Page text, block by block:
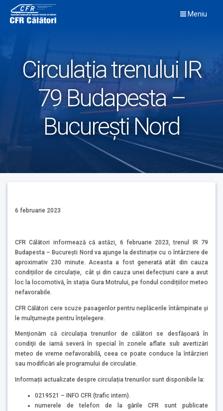
content
Meniu
Circulația trenului IR
79 Budapesta –
București Nord
6 februarie 2023
CFR Călători informează că astăzi, 6 februarie 2023, trenul IR 79
Budapesta – București Nord va ajunge la destinație cu o întârziere de
aproximativ 230 minute. Aceasta a fost generată atât din cauza
condițiilor de circulație, cât şi din cauza unei defecțiuni care a avut
loc la locomotivă, în stația Gura Motrului, pe fondul condițiilor meteo
nefavorabile.
CFR Călători cere scuze pasagerilor pentru neplăcerile întâmpinate şi
le mulţumește pentru înţelegere.
Menţionăm că circulaţia trenurilor de călători se desfăşoară în
condiţii de iarnă severă în special în zonele aflate sub avertizări
meteo de vreme nefavorabilă, ceea ce poate conduce la întârzieri
sau modificări ale programului de circulatie.
Informații actualizate despre circulația trenurilor sunt disponibile la:
0219521 – INFO CFR (trafic intern).
numerele de telefon de la gările CFR sunt publicate